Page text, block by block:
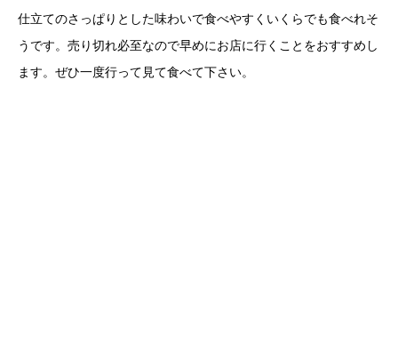
仕立てのさっぱりとした味わいで食べやすくいくらでも食べれそ
うです。売り切れ必至なので早めにお店に行くことをおすすめし
ます。ぜひ一度行って見て食べて下さい。